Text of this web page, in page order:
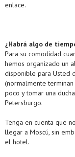
enlace.
¿Habrá algo de
Para su comodidad
hemos organizado un
disponible para Usted
(normalmente
poco y tomar una
Petersburgo.
Tenga en cuenta que
llegar a Moscú, sin
el hotel.